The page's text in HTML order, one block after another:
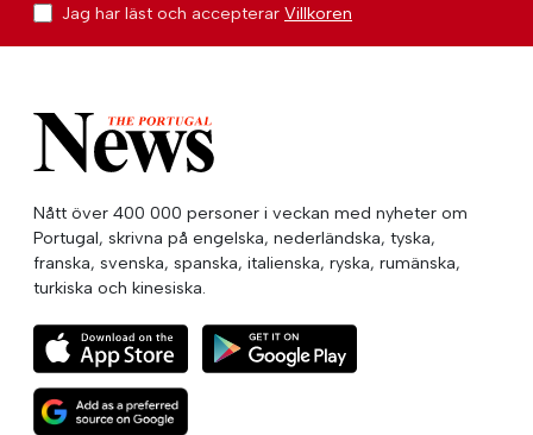
Jag har läst och accepterar Villkoren
Nått över 400 000 personer i veckan med nyheter om
Portugal, skrivna på engelska, nederländska, tyska,
franska, svenska, spanska, italienska, ryska, rumänska,
turkiska och kinesiska.